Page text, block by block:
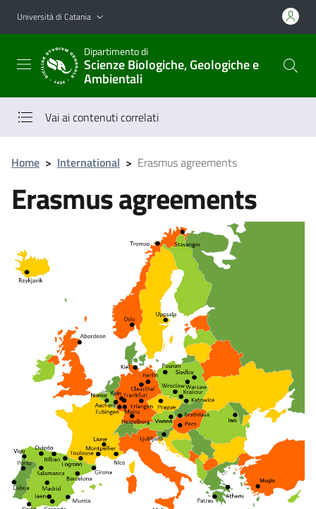
Vai al contenuto principale
Vai al menu di navigazione
Università di Catania
Dipartimento di
Scienze Biologiche, Geologiche e
Ambientali
Vai ai contenuti correlati
Home > International > Erasmus agreements
Erasmus agreements